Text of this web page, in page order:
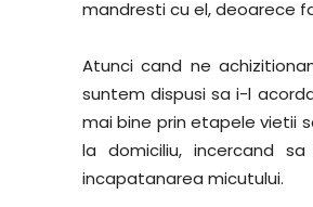
mandresti cu el, deoarece
Atunci cand ne
suntem dispusi sa i-l
mai bine prin etapele vietii
la domiciliu, incercand
incapatanarea micutului.